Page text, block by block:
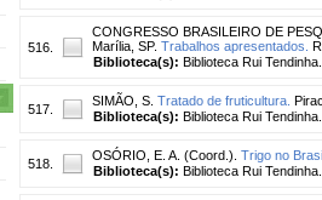
516.
CONGRESSO BRASILEIRO DE
Marília, SP. Trabalhos apresentados.
Biblioteca(s): Biblioteca Rui Tendinha.
517.
SIMÃO, S. Tratado de fruticultura.
Biblioteca(s): Biblioteca Rui Tendinha.
518.
OSÓRIO, E. A. (Coord.). Trigo no
Biblioteca(s): Biblioteca Rui Tendinha.